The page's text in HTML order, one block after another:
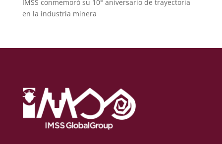
IMSS conmemoró su 10° aniversario de trayectoria
en la industria minera